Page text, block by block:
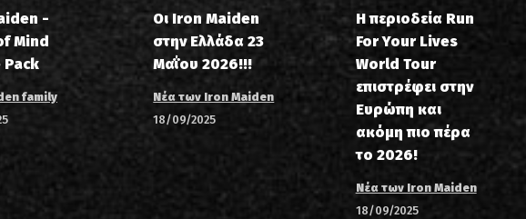
-
Mind
Pack
family
Οι Iron Maiden
στην Ελλάδα 23
Μαΐου 2026!!!
Νέα των Iron Maiden
18/09/2025
Η περιοδεία Run
For Your Lives
World Tour
επιστρέφει στην
Ευρώπη και
ακόμη πιο πέρα
το 2026!
Νέα των Iron Maiden
18/09/2025